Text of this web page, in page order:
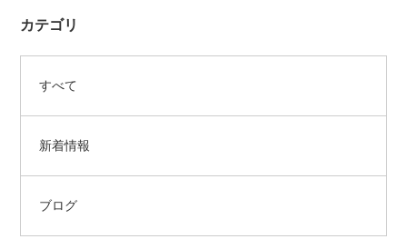
カテゴリ
すべて
新着情報
ブログ